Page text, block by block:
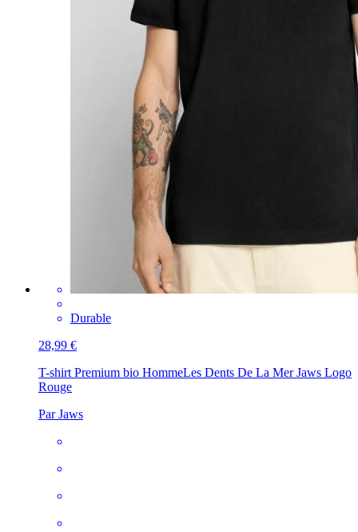
Durable
28,99 €
T-shirt Premium bio HommeLes Dents De La Mer Jaws Logo
Rouge
Par Jaws